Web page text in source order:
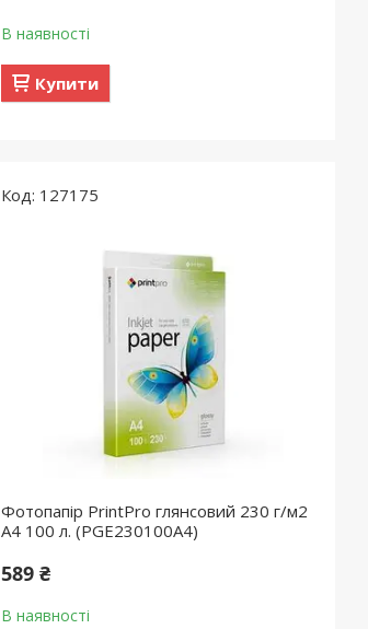
В наявності
Купити
127175
Фотопапір PrintPro глянсовий 230 г/м2
A4 100 л. (PGE230100A4)
589 ₴
В наявності